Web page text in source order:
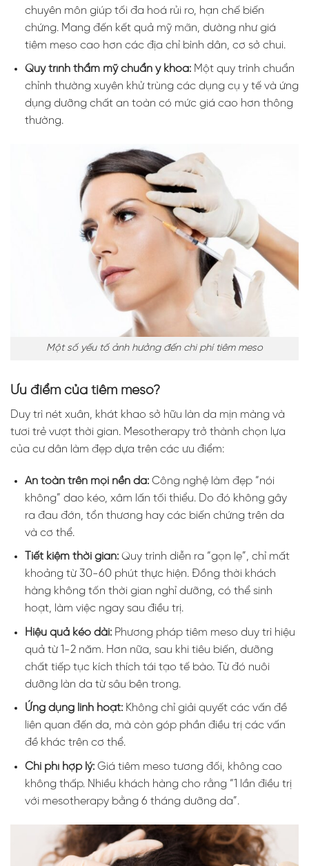
chuyên môn giúp tối đa hoá rủi ro, hạn chế biến
chứng. Mang đến kết quả mỹ mãn, dường như giá
tiêm meso cao hơn các địa chỉ bình dân, cơ sở chui.
Quy trình thẩm mỹ chuẩn y khoa: Một quy trình chuẩn
chỉnh thường xuyên khử trùng các dụng cụ y tế và ứng
dụng dưỡng chất an toàn có mức giá cao hơn thông
thường.
Một số yếu tố ảnh hưởng đến chi phí tiêm meso
Ưu điểm của tiêm meso?
Duy trì nét xuân, khát khao sở hữu làn da mịn màng và
tươi trẻ vượt thời gian. Mesotherapy trở thành chọn lựa
của cư dân làm đẹp dựa trên các ưu điểm:
An toàn trên mọi nền da: Công nghệ làm đẹp “nói
không” dao kéo, xâm lấn tối thiểu. Do đó không gây
ra đau đớn, tổn thương hay các biến chứng trên da
và cơ thể.
Tiết kiệm thời gian: Quy trình diễn ra “gọn lẹ”, chỉ mất
khoảng từ 30-60 phút thực hiện. Đồng thời khách
hàng không tốn thời gian nghỉ dưỡng, có thể sinh
hoạt, làm việc ngay sau điều trị.
Hiệu quả kéo dài: Phương pháp tiêm meso duy trì hiệu
quả từ 1-2 năm. Hơn nữa, sau khi tiêu biến, dưỡng
chất tiếp tục kích thích tái tạo tế bào. Từ đó nuôi
dưỡng làn da từ sâu bên trong.
Ứng dụng linh hoạt: Không chỉ giải quyết các vấn đề
liên quan đến da, mà còn góp phần điều trị các vấn
đề khác trên cơ thể.
Chi phí hợp lý: Giá tiêm meso tương đối, không cao
không thấp. Nhiều khách hàng cho rằng “1 lần điều trị
với mesotherapy bằng 6 tháng dưỡng da”.